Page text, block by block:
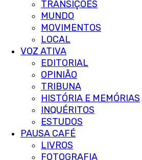
TRANSIÇÕES
MUNDO
MOVIMENTOS
LOCAL
VOZ ATIVA
EDITORIAL
OPINIÃO
TRIBUNA
HISTÓRIA E MEMÓRIAS
INQUÉRITOS
ESTUDOS
PAUSA CAFÉ
LIVROS
FOTOGRAFIA